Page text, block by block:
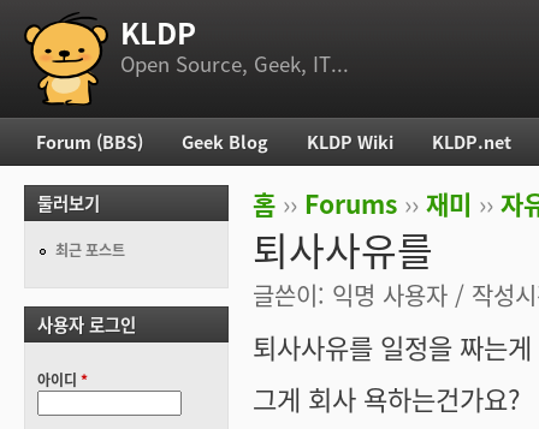
부 메뉴 KLDP
Open Source, Geek, IT...
현재 위치
홈 ›› Forums ›› 재미 ›› 자
퇴사사유를
글쓴이: 익명 사용자 / 작성
퇴사사유를 일정을 짜는
그게 회사 욕하는건가요?
주 메뉴
Forum (BBS) Geek Blog KLDP Wiki KLDP.net
둘러보기
최근 포스트
사용자 로그인
아이디 *